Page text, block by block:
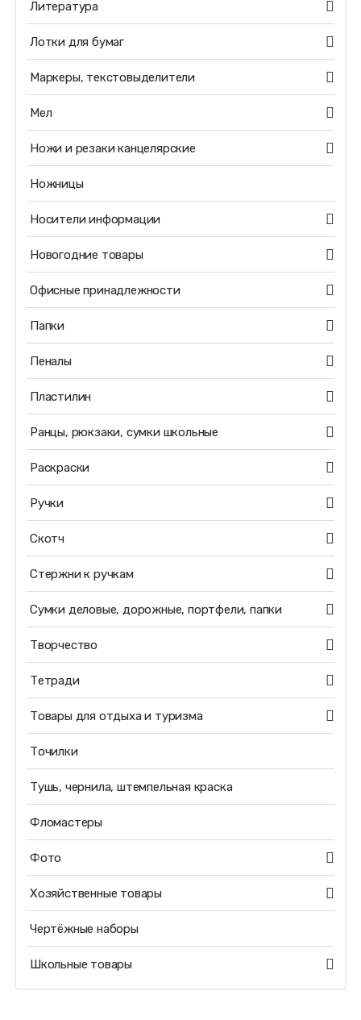
Литература
Лотки для бумаг
Маркеры, текстовыделители
Мел
Ножи и резаки канцелярские
Ножницы
Носители информации
Новогодние товары
Офисные принадлежности
Папки
Пеналы
Пластилин
Ранцы, рюкзаки, сумки школьные
Раскраски
Ручки
Скотч
Стержни к ручкам
Сумки деловые, дорожные, портфели, папки
Творчество
Тетради
Товары для отдыха и туризма
Точилки
Тушь, чернила, штемпельная краска
Фломастеры
Фото
Хозяйственные товары
Чертёжные наборы
Школьные товары